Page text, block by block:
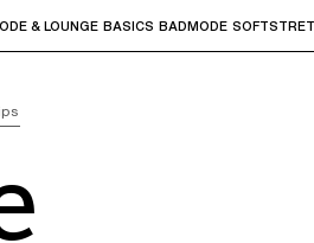
submenu's te openen en "Pijl
& LOUNGE BASICS BADMODE